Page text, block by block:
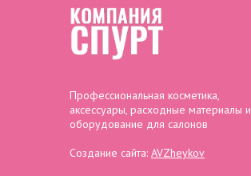
Профессиональная косметика,
аксессуары, расходные материалы и
оборудование для салонов
Создание сайта: AVZheykov